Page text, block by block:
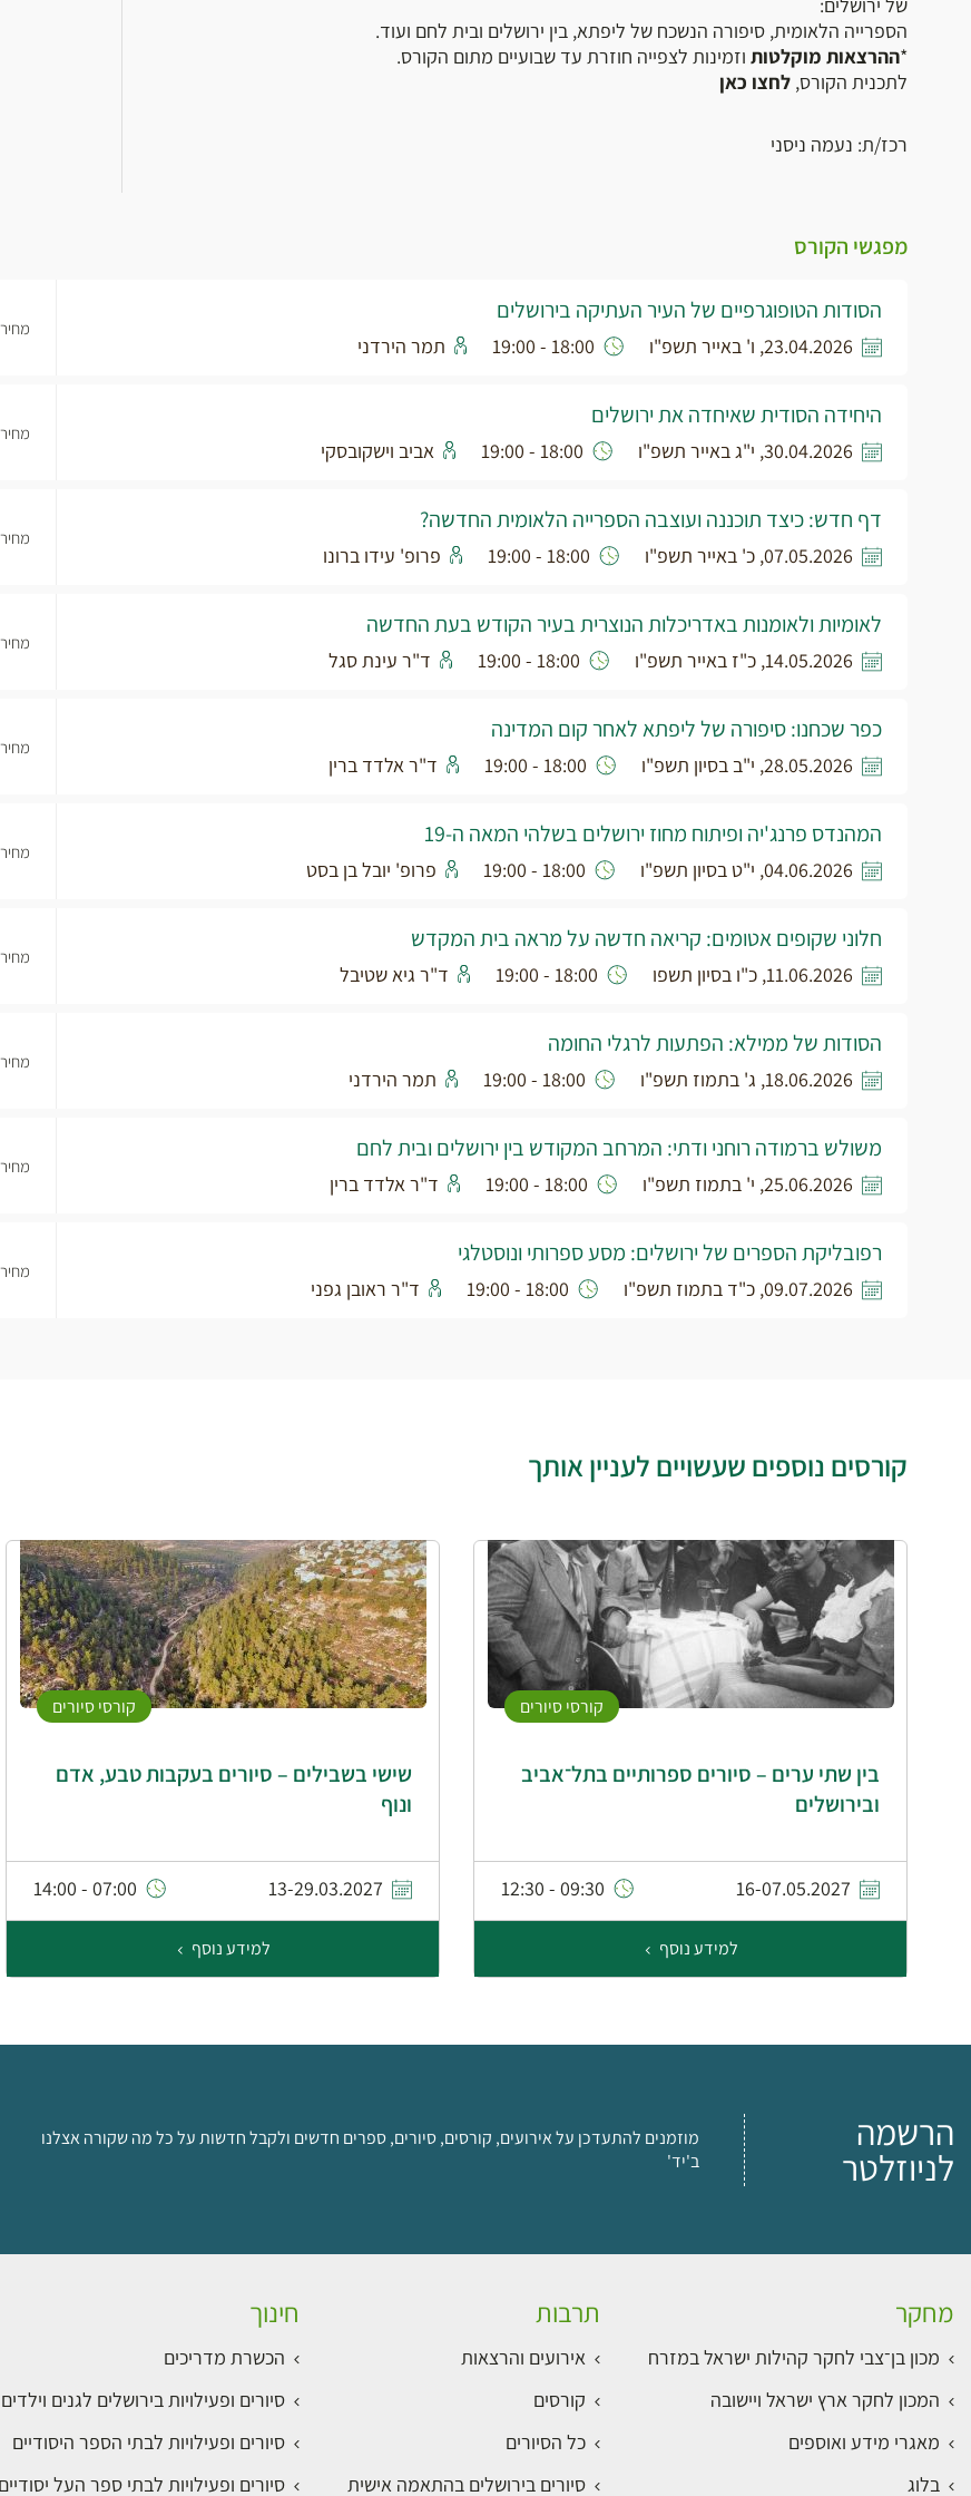
של ירושלים:
הספרייה הלאומית, סיפורה הנשכח של ליפתא, בין ירושלים ובית לחם ועוד.
*ההרצאות מוקלטות וזמינות לצפייה חוזרת עד שבועיים מתום הקורס.
לתכנית הקורס, לחצו כאן
רכז/ת: נעמה ניסני
מפגשי הקורס
הסודות הטופוגרפיים של העיר העתיקה בירושלים
23.04.2026, ו' באייר תשפ"ו 18:00 - 19:00 תמר הירדני
היחידה הסודית שאיחדה את ירושלים
30.04.2026, י"ג באייר תשפ"ו 18:00 - 19:00 אביב וישקובסקי
דף חדש: כיצד תוכננה ועוצבה הספרייה הלאומית החדשה?
07.05.2026, כ' באייר תשפ"ו 18:00 - 19:00 פרופ' עידו ברונו
לאומיות ולאומנות באדריכלות הנוצרית בעיר הקודש בעת החדשה
14.05.2026, כ"ז באייר תשפ"ו 18:00 - 19:00 ד"ר עינת סגל
כפר שכחנו: סיפורה של ליפתא לאחר קום המדינה
28.05.2026, י"ב בסיון תשפ"ו 18:00 - 19:00 ד"ר אלדד ברין
המהנדס פרנג'יה ופיתוח מחוז ירושלים בשלהי המאה ה-19
04.06.2026, י"ט בסיון תשפ"ו 18:00 - 19:00 פרופ' יובל בן בסט
חלוני שקופים אטומים: קריאה חדשה על מראה בית המקדש
11.06.2026, כ"ו בסיון תשפו 18:00 - 19:00 ד"ר גיא שטיבל
הסודות של ממילא: הפתעות לרגלי החומה
18.06.2026, ג' בתמוז תשפ"ו 18:00 - 19:00 תמר הירדני
משולש ברמודה רוחני ודתי: המרחב המקודש בין ירושלים ובית לחם
25.06.2026, י' בתמוז תשפ"ו 18:00 - 19:00 ד"ר אלדד ברין
רפובליקת הספרים של ירושלים: מסע ספרותי ונוסטלגי
09.07.2026, כ"ד בתמוז תשפ"ו 18:00 - 19:00 ד"ר ראובן גפני
קורסים נוספים שעשויים לעניין אותך
קורסי סיורים
בין שתי ערים – סיורים ספרותיים בתל־אביב
ובירושלים
16-07.05.2027
09:30 - 12:30
למידע נוסף
קורסי סיורים
שישי בשבילים – סיורים בעקבות טבע, אדם
ונוף
13-29.03.2027
07:00 - 14:00
למידע נוסף
הרשמה
לניוזלטר
מוזמנים להתעדכן על אירועים, קורסים, סיורים, ספרים חדשים ולקבל חדשות על כל מה שקורה אצלנו
ב'יד'
מחקר
מכון בן־צבי לחקר קהילות ישראל במזרח
המכון לחקר ארץ ישראל ויישובה
מאגרי מידע ואוספים
בלוג
תרבות
אירועים והרצאות
קורסים
כל הסיורים
סיורים בירושלים בהתאמה אישית
חינוך
הכשרת מדריכים
סיורים ופעילויות בירושלים לגנים וילדים
סיורים ופעילויות לבתי הספר היסודיים
סיורים ופעילויות לבתי ספר העל יסודיים